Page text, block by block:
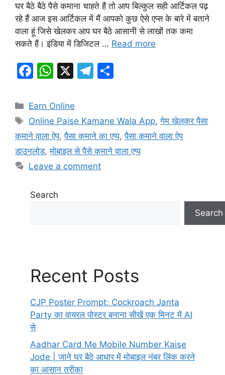
घर बैठे बैठे पैसे कमाना चाहते हैं तो आप बिल्कुल सही आर्टिकल पढ़
रहे हैं आज इस आर्टिकल में मैं आपको कुछ ऐसे एप्स के बारे में बताने
वाला हूं जिसे खेलकर आप घर बैठे आसानी से लाखों तक कमा
सकते हैं। इंडिया में डिजिटल … Read more
F
c
e
b
o
o
W
at
s
A
p
p
X
T
gr
a
m
e
Categories
Earn Online
Tags
Online Paise Kamane Wala App,गेम खेलकर पैसा
कमाने वाला ऐप,पैसा कमाने का एप्प,पैसा कमाने वाला ऐप
डाउनलोड,मोबाइल से पैसे कमाने वाला एप्प
Leave a comment
Search
Search
Recent Posts
CJP Poster Prompt: Cockroach Janta
Party का वायरल पोस्टर बनाना सीखें एक मिनट में AI
से
Aadhar Card Me Mobile Number Kaise
Jode | जाने घर बैठे आधार में मोबाइल नंबर लिंक करने
का आसान तरीका